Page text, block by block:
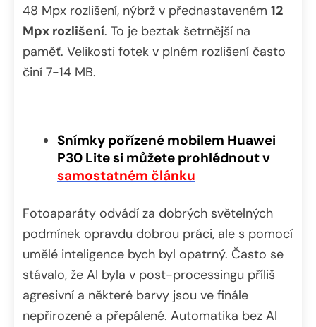
48 Mpx rozlišení, nýbrž v přednastaveném 12
Mpx rozlišení. To je beztak šetrnější na
paměť. Velikosti fotek v plném rozlišení často
činí 7-14 MB.
Snímky pořízené mobilem Huawei
P30 Lite si můžete prohlédnout v
samostatném článku
Fotoaparáty odvádí za dobrých světelných
podmínek opravdu dobrou práci, ale s pomocí
umělé inteligence bych byl opatrný. Často se
stávalo, že AI byla v post-processingu příliš
agresivní a některé barvy jsou ve finále
nepřirozené a přepálené. Automatika bez AI